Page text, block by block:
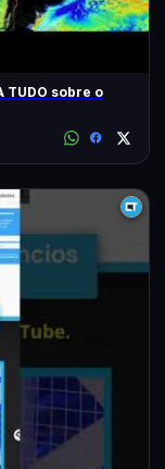
TUDO sobre o